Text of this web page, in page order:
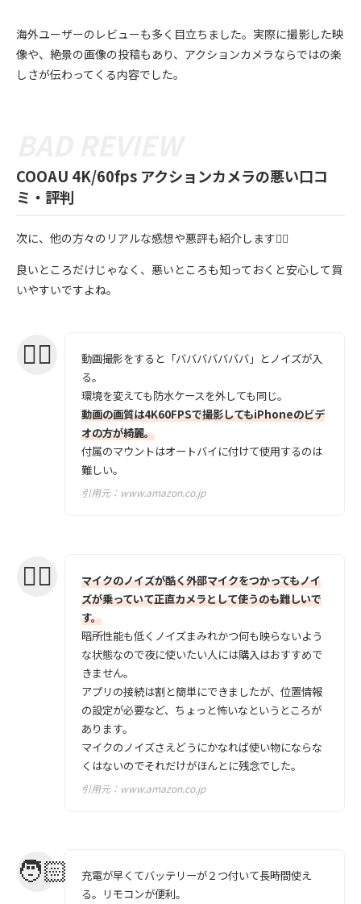
海外ユーザーのレビューも多く目立ちました。実際に撮影した映
像や、絶景の画像の投稿もあり、アクションカメラならではの楽
しさが伝わってくる内容でした。
COOAU 4K/60fps アクションカメラの悪い口コ
ミ・評判
次に、他の方々のリアルな感想や悪評も紹介します💁‍♀️
良いところだけじゃなく、悪いところも知っておくと安心して買
いやすいですよね。
動画撮影をすると「バババババババ」とノイズが入
る。
環境を変えても防水ケースを外しても同じ。
動画の画質は4K60FPSで撮影してもiPhoneのビデ
オの方が綺麗。
付属のマウントはオートバイに付けて使用するのは
難しい。
引用元： www.amazon.co.jp
マイクのノイズが酷く外部マイクをつかってもノイ
ズが乗っていて正直カメラとして使うのも難しいで
す。
暗所性能も低くノイズまみれかつ何も映らないよう
な状態なので夜に使いたい人には購入はおすすめで
きません。
アプリの接続は割と簡単にできましたが、位置情報
の設定が必要など、ちょっと怖いなというところが
あります。
マイクのノイズさえどうにかなれば使い物にならな
くはないのでそれだけがほんとに残念でした。
引用元： www.amazon.co.jp
充電が早くてバッテリーが２つ付いて長時間使え
る。リモコンが便利。